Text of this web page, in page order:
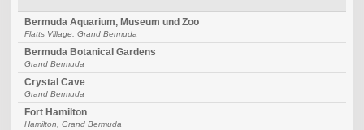
Bermuda Aquarium, Museum und Zoo
Flatts Village, Grand Bermuda
Bermuda Botanical Gardens
Grand Bermuda
Crystal Cave
Grand Bermuda
Fort Hamilton
Hamilton, Grand Bermuda